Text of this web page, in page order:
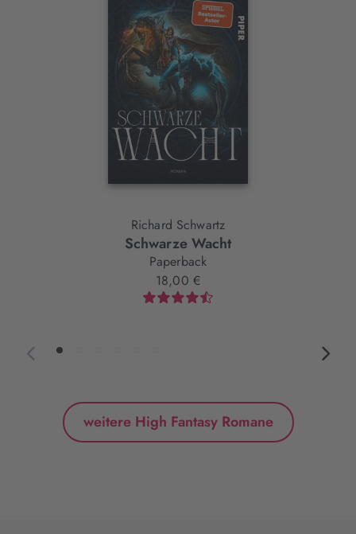
Richard Schwartz
Schwarze Wacht
Paperback
18,00 €
weitere High Fantasy Romane